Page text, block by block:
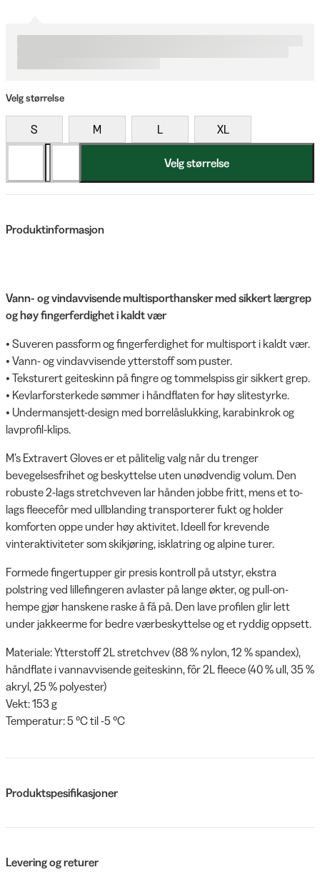
Velg størrelse
S M L XL
Velg størrelse
Produktinformasjon
Vann- og vindavvisende multisporthansker med sikkert lærgrep
og høy fingerferdighet i kaldt vær
• Suveren passform og fingerferdighet for multisport i kaldt vær.
• Vann- og vindavvisende ytterstoff som puster.
• Teksturert geiteskinn på fingre og tommelspiss gir sikkert grep.
• Kevlarforsterkede sømmer i håndflaten for høy slitestyrke.
• Undermansjett-design med borrelåslukking, karabinkrok og
lavprofil-klips.
M’s Extravert Gloves er et pålitelig valg når du trenger
bevegelsesfrihet og beskyttelse uten unødvendig volum. Den
robuste 2-lags stretchveven lar hånden jobbe fritt, mens et to-
lags fleecefôr med ullblanding transporterer fukt og holder
komforten oppe under høy aktivitet. Ideell for krevende
vinteraktiviteter som skikjøring, isklatring og alpine turer.
Formede fingertupper gir presis kontroll på utstyr, ekstra
polstring ved lillefingeren avlaster på lange økter, og pull-on-
hempe gjør hanskene raske å få på. Den lave profilen glir lett
under jakkeerme for bedre værbeskyttelse og et ryddig oppsett.
Materiale: Ytterstoff 2L stretchvev (88 % nylon, 12 % spandex),
håndflate i vannavvisende geiteskinn, fôr 2L fleece (40 % ull, 35 %
akryl, 25 % polyester)
Vekt: 153 g
Temperatur: 5 °C til -5 °C
Produktspesifikasjoner
Levering og returer